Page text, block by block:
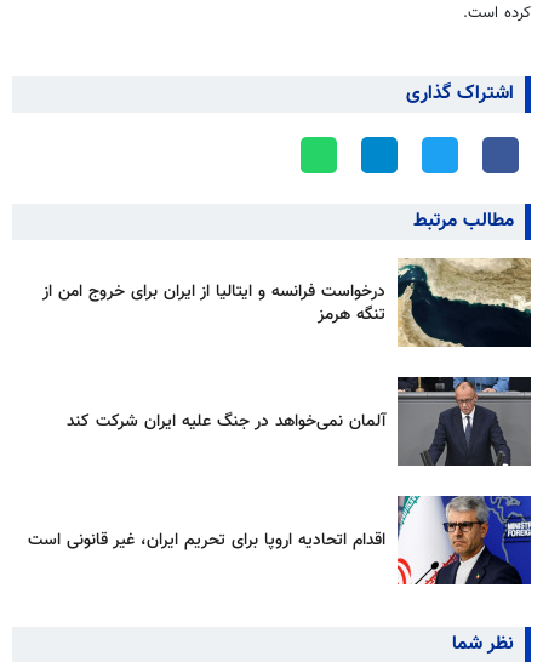
کرده است.
اشتراک گذاری
مطالب مرتبط
درخواست فرانسه و ایتالیا از ایران برای خروج امن از
تنگه هرمز
آلمان نمی‌خواهد در جنگ علیه ایران شرکت کند
اقدام اتحادیه اروپا برای تحریم ایران، غیر قانونی است
نظر شما